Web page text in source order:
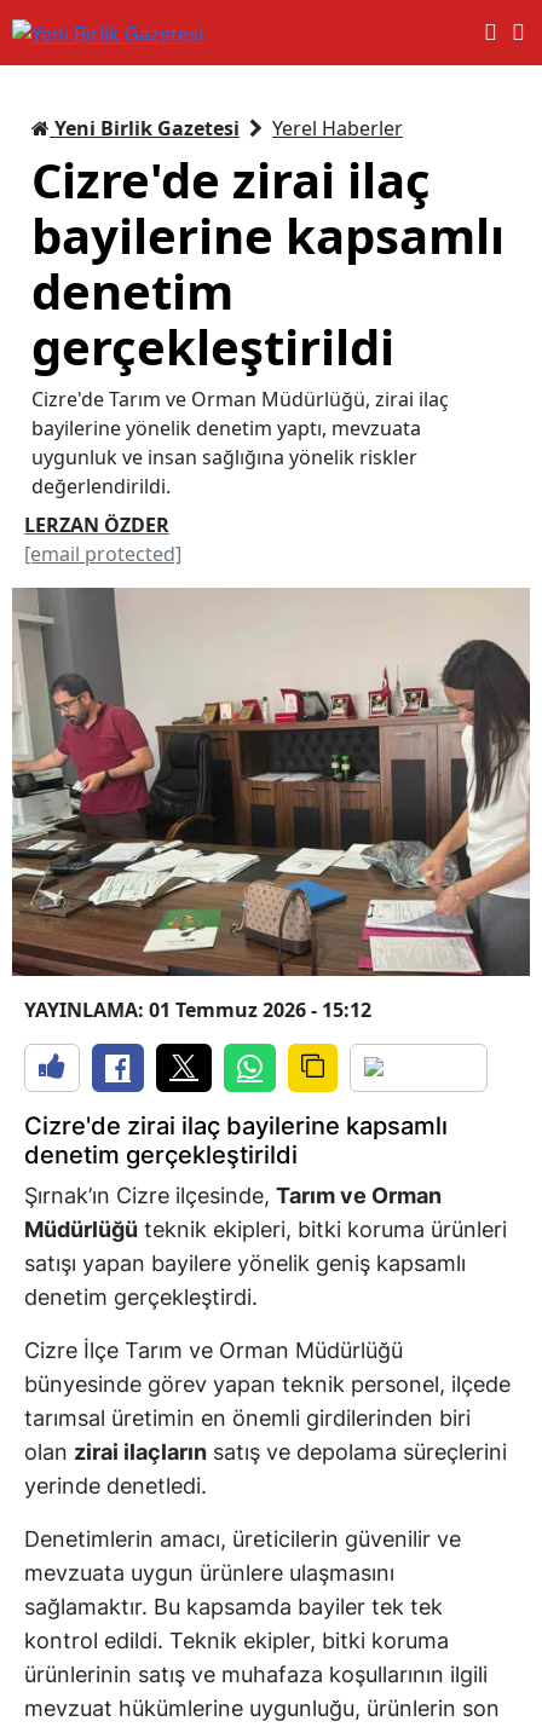
Yeni Birlik Gazetesi Yerel Haberler
Cizre'de zirai ilaç
bayilerine kapsamlı
denetim
gerçekleştirildi
Cizre'de Tarım ve Orman Müdürlüğü, zirai ilaç
bayilerine yönelik denetim yaptı, mevzuata
uygunluk ve insan sağlığına yönelik riskler
değerlendirildi.
LERZAN ÖZDER
[email protected]
YAYINLAMA: 01 Temmuz 2026 - 15:12
Cizre'de zirai ilaç bayilerine kapsamlı
denetim gerçekleştirildi
Şırnak’ın Cizre ilçesinde, Tarım ve Orman
Müdürlüğü teknik ekipleri, bitki koruma ürünleri
satışı yapan bayilere yönelik geniş kapsamlı
denetim gerçekleştirdi.
Cizre İlçe Tarım ve Orman Müdürlüğü
bünyesinde görev yapan teknik personel, ilçede
tarımsal üretimin en önemli girdilerinden biri
olan zirai ilaçların satış ve depolama süreçlerini
yerinde denetledi.
Denetimlerin amacı, üreticilerin güvenilir ve
mevzuata uygun ürünlere ulaşmasını
sağlamaktır. Bu kapsamda bayiler tek tek
kontrol edildi. Teknik ekipler, bitki koruma
ürünlerinin satış ve muhafaza koşullarının ilgili
mevzuat hükümlerine uygunluğu, ürünlerin son